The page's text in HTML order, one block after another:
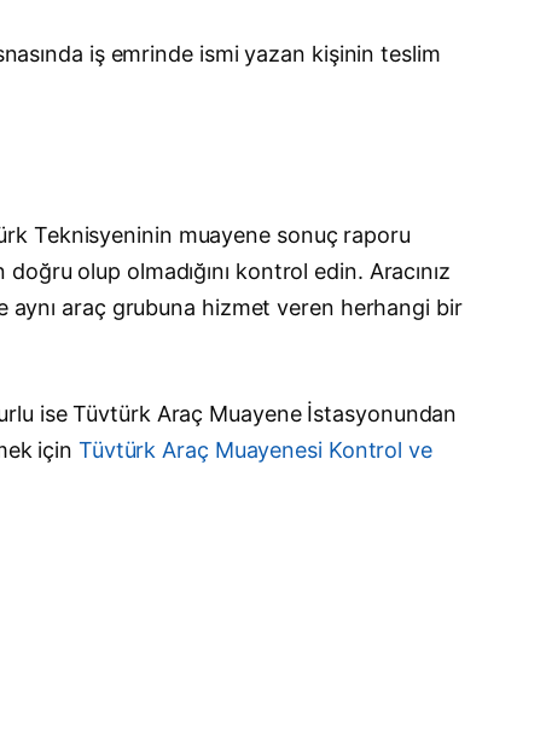
iş emrinde ismi yazan kişinin teslim
Teknisyeninin muayene sonuç raporu
olup olmadığını kontrol edin. Aracınız
aynı araç grubuna hizmet veren herhangi bir
ise Tüvtürk Araç Muayene İstasyonundan
için Tüvtürk Araç Muayenesi Kontrol ve